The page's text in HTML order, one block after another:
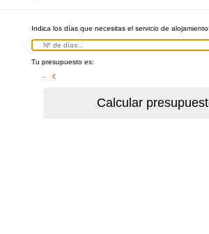
Indica los días que necesitas el servicio de
Tu presupuesto es:
– €